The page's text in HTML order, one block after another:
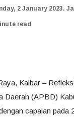
2 January 2023.
read
Kalbar –
Daerah (APBD)
capaian pada